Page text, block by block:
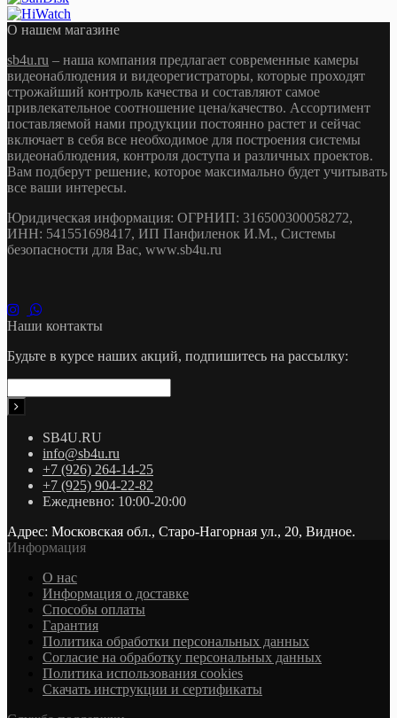
О нашем магазине
sb4u.ru – наша компания предлагает современные камеры
видеонаблюдения и видеорегистраторы, которые проходят
строжайший контроль качества и составляют самое
привлекательное соотношение цена/качество. Ассортимент
поставляемой нами продукции постоянно растет и сейчас
включает в себя все необходимое для построения системы
видеонаблюдения, контроля доступа и различных проектов.
Вам подберут решение, которое максимально будет учитывать
все ваши интересы.
Юридическая информация: ОГРНИП: 316500300058272,
ИНН: 541551698417, ИП Панфиленок И.М., Системы
безопасности для Вас, www.sb4u.ru
Наши контакты
Будьте в курсе наших акций, подпишитесь на рассылку:
SB4U.RU
info@sb4u.ru
+7 (926) 264-14-25
+7 (925) 904-22-82
Ежедневно: 10:00-20:00
Адрес: Московская обл., Старо-Нагорная ул., 20, Видное.
Информация
О нас
Информация о доставке
Cпособы оплаты
Гарантия
Политика обработки персональных данных
Согласие на обработку персональных данных
Политика использования cookies
Скачать инструкции и сертификаты